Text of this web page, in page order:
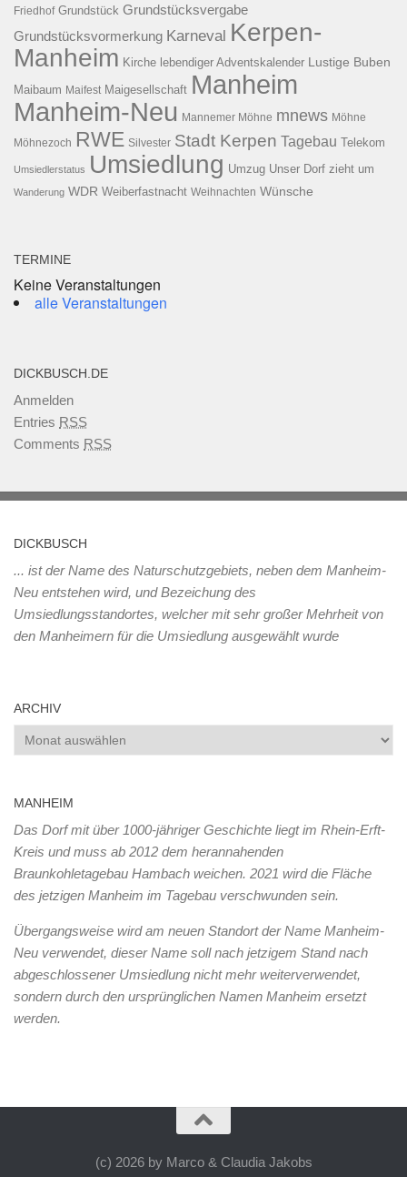
Friedhof Grundstück Grundstücksvergabe
Grundstücksvormerkung Karneval Kerpen-
Manheim Kirche lebendiger Adventskalender
Lustige Buben
Maibaum Maifest Maigesellschaft Manheim
Manheim-Neu Mannemer Möhne mnews Möhne
Möhnezoch RWE Silvester Stadt Kerpen Tagebau Telekom
Umsiedlerstatus Umsiedlung Umzug Unser Dorf zieht um
Wanderung WDR Weiberfastnacht Weihnachten Wünsche
TERMINE
Keine Veranstaltungen
alle Veranstaltungen
DICKBUSCH.DE
Anmelden
Entries RSS
Comments RSS
DICKBUSCH
... ist der Name des Naturschutzgebiets, neben dem Manheim-
Neu entstehen wird, und Bezeichung des
Umsiedlungsstandortes, welcher mit sehr großer Mehrheit von
den Manheimern für die Umsiedlung ausgewählt wurde
ARCHIV
Archiv
MANHEIM
Das Dorf mit über 1000-jähriger Geschichte liegt im Rhein-Erft-
Kreis und muss ab 2012 dem herannahenden
Braunkohletagebau Hambach weichen. 2021 wird die Fläche
des jetzigen Manheim im Tagebau verschwunden sein.
Übergangsweise wird am neuen Standort der Name Manheim-
Neu verwendet, dieser Name soll nach jetzigem Stand nach
abgeschlossener Umsiedlung nicht mehr weiterverwendet,
sondern durch den ursprünglichen Namen Manheim ersetzt
werden.
(c) 2026 by Marco & Claudia Jakobs